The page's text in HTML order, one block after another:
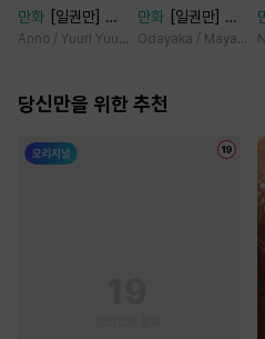
만화
[일권만] 왕
태자님과의 약혼을
변했습니다 [단행
Anno / Yuuri Yuudachi
만화
[일권만] 잊
혀진 왕녀지만 정
니다 [단행본]
Odayaka / Maya
당신만을 위한 추천